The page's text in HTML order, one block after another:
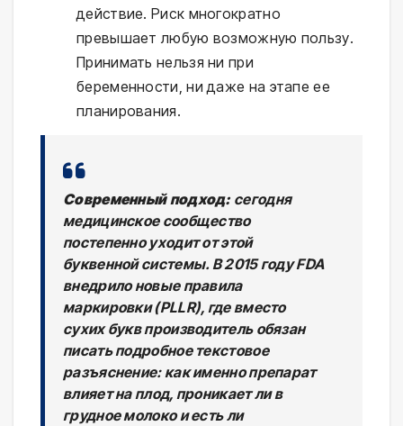
действие. Риск многократно
превышает любую возможную пользу.
Принимать нельзя ни при
беременности, ни даже на этапе ее
планирования.
Современный подход: сегодня
медицинское сообщество
постепенно уходит от этой
буквенной системы. В 2015 году FDA
внедрило новые правила
маркировки (PLLR), где вместо
сухих букв производитель обязан
писать подробное текстовое
разъяснение: как именно препарат
влияет на плод, проникает ли в
грудное молоко и есть ли